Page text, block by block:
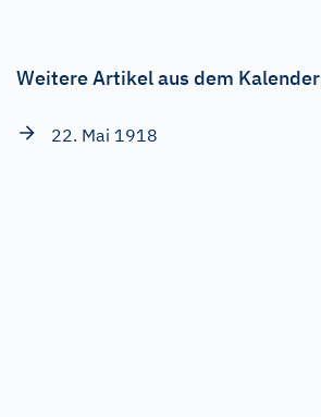
Weitere Artikel aus dem Kalender
22. Mai 1918